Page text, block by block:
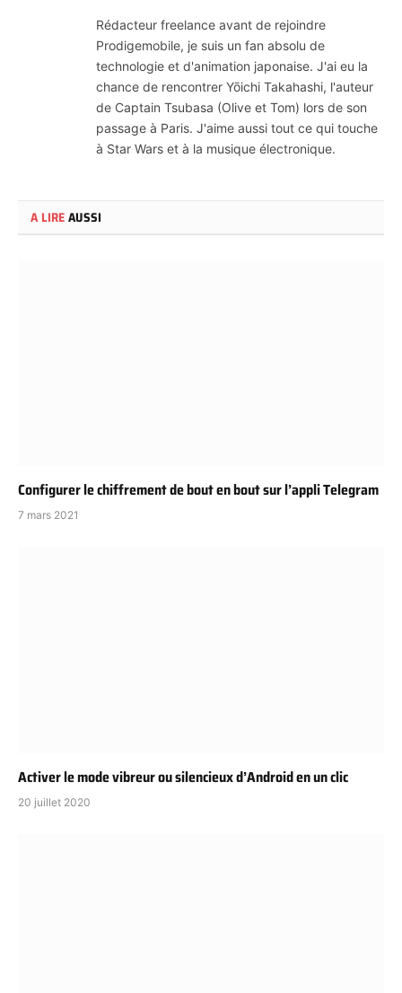
Rédacteur freelance avant de rejoindre
Prodigemobile, je suis un fan absolu de
technologie et d'animation japonaise. J'ai eu la
chance de rencontrer Yōichi Takahashi, l'auteur
de Captain Tsubasa (Olive et Tom) lors de son
passage à Paris. J'aime aussi tout ce qui touche
à Star Wars et à la musique électronique.
A LIREAUSSI
Configurer le chiffrement de bout en bout sur l’appli Telegram
7 mars 2021
Activer le mode vibreur ou silencieux d’Android en un clic
20 juillet 2020